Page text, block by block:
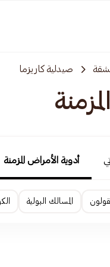
صيدلية كاريزما
أدوية الأمراض المزمنة
المسالك البولية